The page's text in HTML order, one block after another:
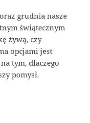
grudnia nasze
świątecznym
żywą, czy
opcjami jest
tym, dlaczego
pomysł.